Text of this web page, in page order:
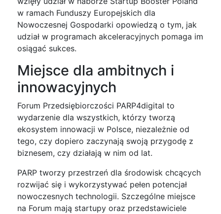
w ramach Funduszy Europejskich dla
Nowoczesnej Gospodarki opowiedzą o tym, jak
udział w programach akceleracyjnych pomaga im
osiągać sukces.
Miejsce dla ambitnych i
innowacyjnych
Forum Przedsiębiorczości PARP4digital to
wydarzenie dla wszystkich, którzy tworzą
ekosystem innowacji w Polsce, niezależnie od
tego, czy dopiero zaczynają swoją przygodę z
biznesem, czy działają w nim od lat.
PARP tworzy przestrzeń dla środowisk chcących
rozwijać się i wykorzystywać pełen potencjał
nowoczesnych technologii. Szczególne miejsce
na Forum mają startupy oraz przedstawiciele